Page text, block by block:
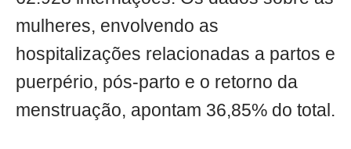
mulheres, envolvendo as
hospitalizações relacionadas a partos e
puerpério, pós-parto e o retorno da
menstruação, apontam 36,85% do total.